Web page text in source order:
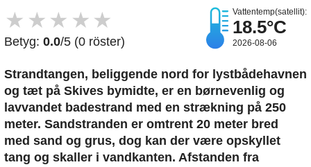
★ ★ ★ ★ ★
Betyg: 0.0/5 (0 röster)
Vattentemp(satellit):
18.5°C
2026-08-06
Strandtangen, beliggende nord for lystbådehavnen
og tæt på Skives bymidte, er en børnevenlig og
lavvandet badestrand med en strækning på 250
meter. Sandstranden er omtrent 20 meter bred
med sand og grus, dog kan der være opskyllet
tang og skaller i vandkanten. Afstanden fra